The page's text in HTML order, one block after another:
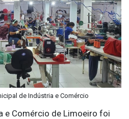
de Indústria e Comércio
e Comércio de Limoeiro foi